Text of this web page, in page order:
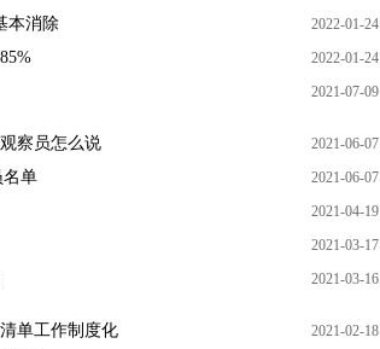
本消除 2022-01-24
2022-01-24
2021-07-09
察员怎么说 2021-06-07
名单 2021-06-07
2021-04-19
2021-03-17
2021-03-16
单工作制度化 2021-02-18